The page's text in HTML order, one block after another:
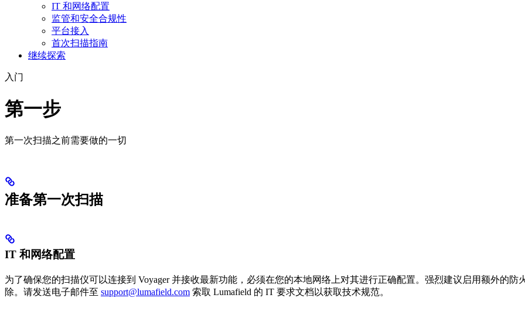
IT 和网络配置
监管和安全合规性
平台接入
首次扫描指南
继续探索
入门
第一步
第一次扫描之前需要做的一切
准备第一次扫描
IT 和网络配置
为了确保您的扫描仪可以连接到 Voyager 并接收最新功能，必须在您的本地网络上对其进行正确配置。强烈建议启用额外的
除。请发送电子邮件至 support@lumafield.com 索取 Lumafield 的 IT 要求文档以获取技术规范。